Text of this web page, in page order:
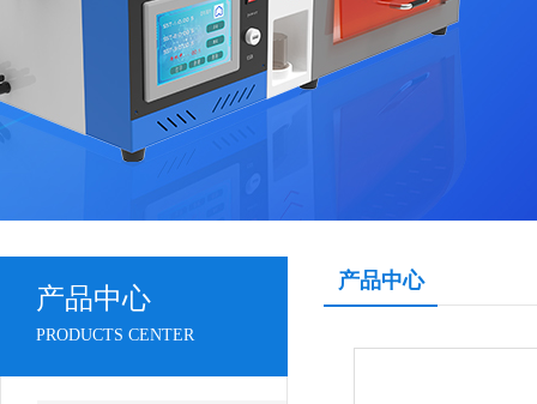
产品中心
PRODUCTS CENTER
产品中心